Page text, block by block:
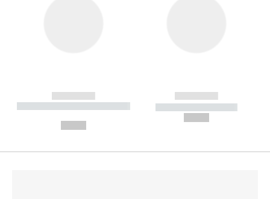
------------
----------- ----------- --------
------------
----------- -----------